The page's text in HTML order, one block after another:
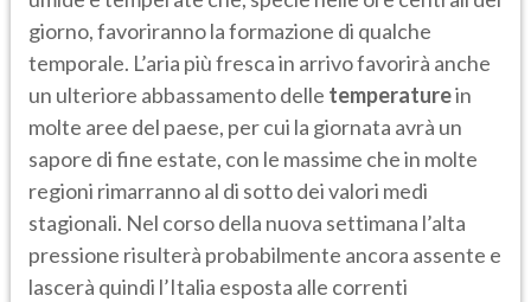
giorno, favoriranno la formazione di qualche
temporale. L’aria più fresca in arrivo favorirà anche
un ulteriore abbassamento delle temperaturein
molte aree del paese, per cui la giornata avrà un
sapore di fine estate, con le massime che in molte
regioni rimarranno al di sotto dei valori medi
stagionali. Nel corso della nuova settimana l’alta
pressione risulterà probabilmente ancora assente e
lascerà quindi l’Italia esposta alle correnti